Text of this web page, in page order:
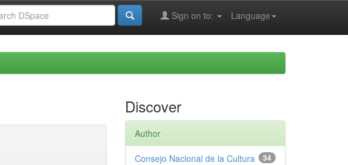
Language
Sign on to:
Discover
Author
34
Consejo Nacional de la Cultura